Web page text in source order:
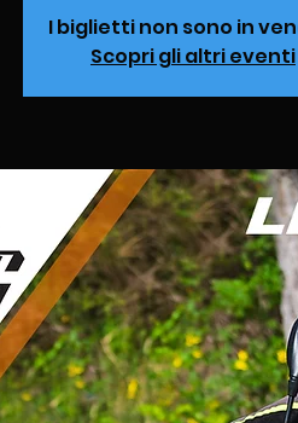
I biglietti non sono in
Scopri gli altri eventi